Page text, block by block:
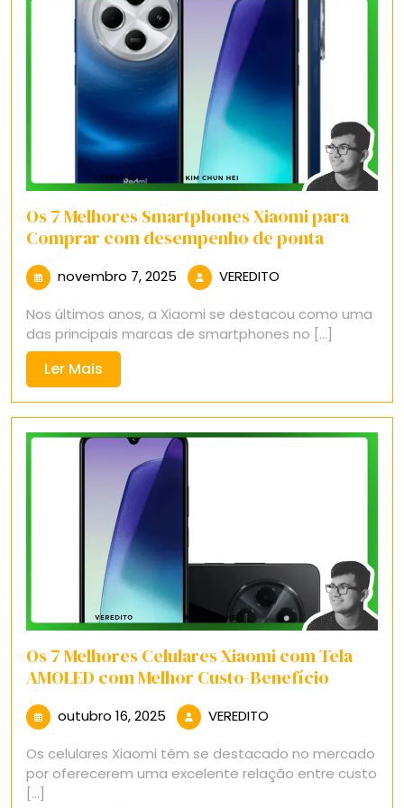
Os 7 Melhores Smartphones Xiaomi para
Comprar com desempenho de ponta
novembro 7, 2025 novembro
2025
VEREDITO
Nos últimos anos, a Xiaomi se destacou como uma
das principais marcas de smartphones no [...]
Ler Mais
Mais
Os 7 Melhores Celulares Xiaomi com Tela
AMOLED com Melhor Custo-Benefício
outubro 16, 2025 outubro
2025
VEREDITO
Os celulares Xiaomi têm se destacado no mercado
por oferecerem uma excelente relação entre custo
[...]